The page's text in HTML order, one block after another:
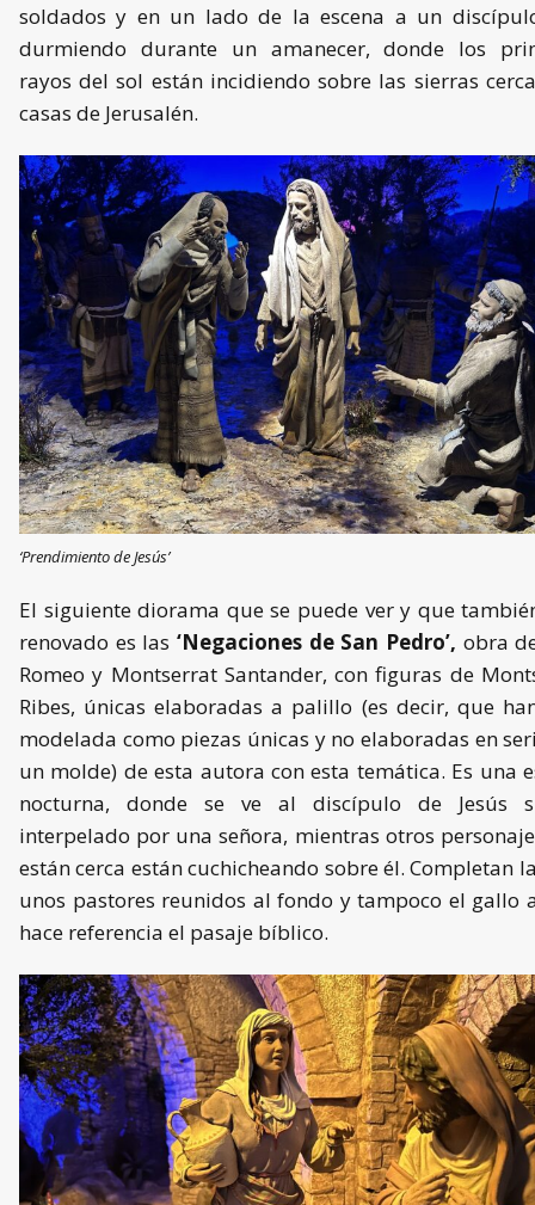
soldados y en un lado de la escena a un
durmiendo durante un amanecer, donde los
rayos del sol están incidiendo sobre las sierras
casas de Jerusalén.
‘Prendimiento de Jesús’
El siguiente diorama que se puede ver y que
renovado es las ‘Negaciones de San Pedro’, obra
Romeo y Montserrat Santander, con figuras de
Ribes, únicas elaboradas a palillo (es decir, que
modelada como piezas únicas y no elaboradas en
un molde) de esta autora con esta temática. Es una
nocturna, donde se ve al discípulo de Jesús
interpelado por una señora, mientras otros
están cerca están cuchicheando sobre él. Completan
unos pastores reunidos al fondo y tampoco el gallo
hace referencia el pasaje bíblico.